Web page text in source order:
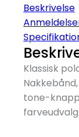
Beskrivelse
Klassisk
tone-